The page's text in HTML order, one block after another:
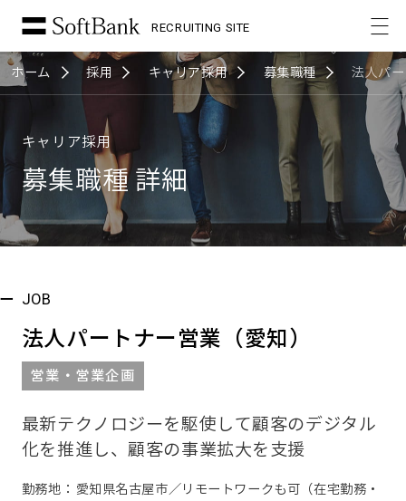
RECRUITING SITE
ホーム 採用 キャリア採用 募集職種 法人パ
キャリア採用
募集職種 詳細
JOB
法人パートナー営業（愛知）
営業・営業企画
最新テクノロジーを駆使して顧客のデジタル
化を推進し、顧客の事業拡大を支援
勤務地： 愛知県名古屋市／リモートワークも可（在宅勤務・